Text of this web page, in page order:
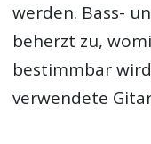
werden. Bass-
beherzt zu,
bestimmbar
verwendete